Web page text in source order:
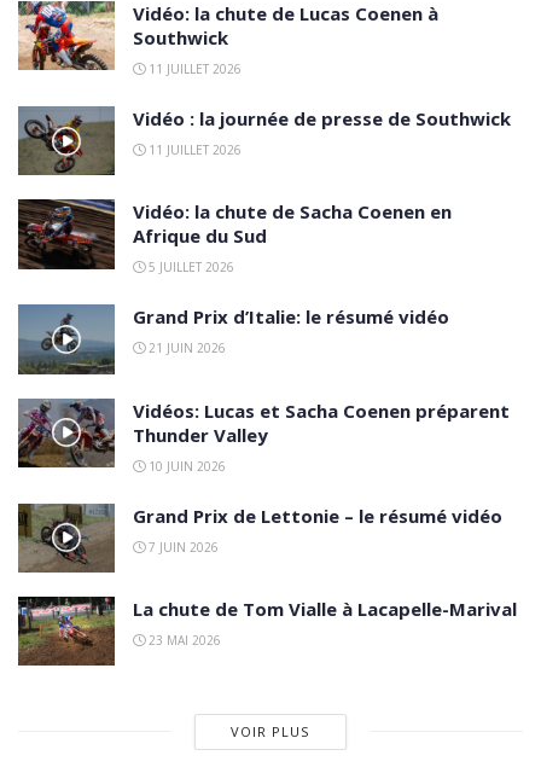
Vidéo: la chute de Lucas Coenen à
Southwick
11 JUILLET 2026
Vidéo : la journée de presse de Southwick
11 JUILLET 2026
Vidéo: la chute de Sacha Coenen en
Afrique du Sud
5 JUILLET 2026
Grand Prix d’Italie: le résumé vidéo
21 JUIN 2026
Vidéos: Lucas et Sacha Coenen préparent
Thunder Valley
10 JUIN 2026
Grand Prix de Lettonie – le résumé vidéo
7 JUIN 2026
La chute de Tom Vialle à Lacapelle-Marival
23 MAI 2026
VOIR PLUS